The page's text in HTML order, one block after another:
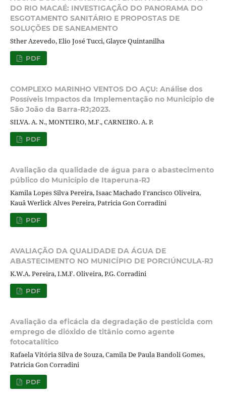
DO RIO MACAÉ: INVESTIGAÇÃO DO PANORAMA DO
ESGOTAMENTO SANITÁRIO E PROPOSTAS DE
SOLUÇÕES DE SANEAMENTO
Sther Azevedo, Elio José Tucci, Glayce Quintanilha
PDF
COMPLEXO MARINHO VENTOS DO AÇU: Análise dos
Possíveis Impactos da Implementação no Município de
São João da Barra-RJ;2023.
SILVA. A. N., MONTEIRO, M.F., CARNEIRO. A. P.
PDF
Avaliação da qualidade de água para o abastecimento
público do Município de Itaperuna-RJ
Kamila Lopes Silva Pereira, Isaac Machado Francisco Oliveira,
Kauâ Werlick Alves Pereira, Patricia Gon Corradini
PDF
AVALIAÇÃO DA QUALIDADE DA ÁGUA DE
ABASTECIMENTO NO MUNICÍPIO DE PORCIÚNCULA-RJ
K.W.A. Pereira, I.M.F. Oliveira, P.G. Corradini
PDF
Avaliação da eficácia da degradação de pesticida com
emprego de dióxido de titânio como agente
fotocatalítico
Rafaela Vitória Silva de Souza, Camila De Paula Bandoli Gomes,
Patricia Gon Corradini
PDF